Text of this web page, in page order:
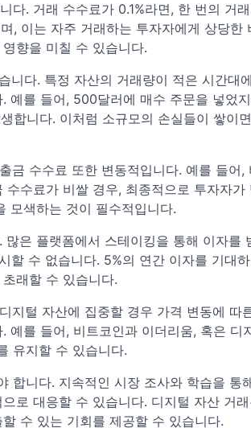
다. 거래 수수료가 0.1%라면, 한 번의 거
, 이는 자주 거래하는 투자자에게 상당한
향을 미칠 수 있습니다.
니다. 특정 자산의 거래량이 적은 시간대
예를 들어, 500달러에 매수 주문을 넣었
합니다. 이처럼 소규모의 손실들이 쌓이
금 수수료 또한 변동적입니다. 예를 들어,
수료가 비쌀 경우, 최종적으로 투자자가
모색하는 것이 필수적입니다.
은 플랫폼에서 스테이킹을 통해 이자를
할 수 없습니다. 5%의 연간 이자를 기대
래할 수 있습니다.
지털 자산에 집중할 경우 가격 변동에 따
예를 들어, 비트코인과 이더리움, 혹은 디
유지할 수 있습니다.
합니다. 지속적인 시장 조사와 학습을 통
로 대응할 수 있습니다. 디지털 자산 거
수 있는 기회를 제공할 수 있습니다.